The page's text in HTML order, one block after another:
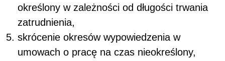
określony w zależności od długości trwania
zatrudnienia,
skrócenie okresów wypowiedzenia w
umowach o pracę na czas nieokreślony,